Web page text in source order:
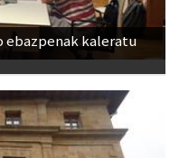
kaleratu